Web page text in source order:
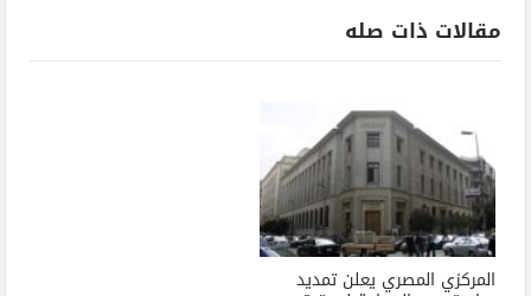
مقالات ذات صله
المركزي المصري يعلن تمديد